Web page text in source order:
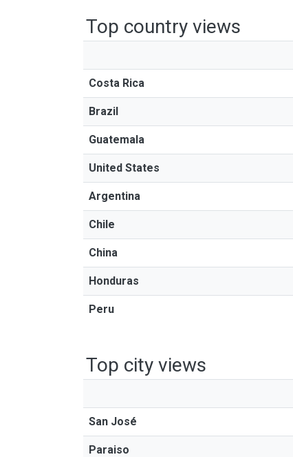
Top country views
Costa Rica
Brazil
Guatemala
United States
Argentina
Chile
China
Honduras
Peru
Top city views
San José
Paraiso